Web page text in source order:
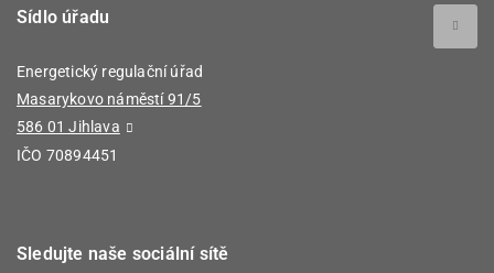
Sídlo úřadu
Energetický regulační úřad
Masarykovo náměstí 91/5
586 01 Jihlava
IČO 70894451
Sledujte naše sociální sítě